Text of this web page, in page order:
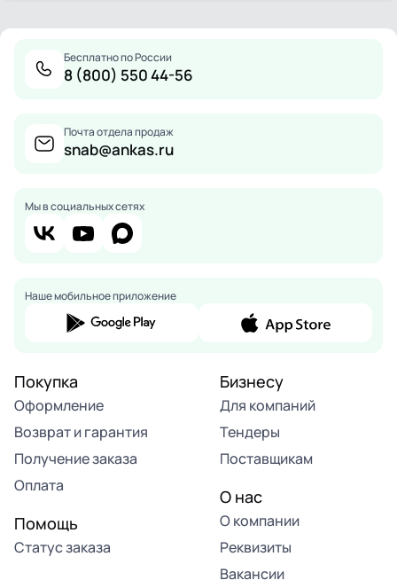
Бесплатно по России
8 (800) 550 44-56
Почта отдела продаж
snab@ankas.ru
Мы в социальных сетях
Наше мобильное приложение
Покупка
Оформление
Возврат и гарантия
Получение заказа
Оплата
Помощь
Статус заказа
Бизнесу
Для компаний
Тендеры
Поставщикам
О нас
О компании
Реквизиты
Вакансии